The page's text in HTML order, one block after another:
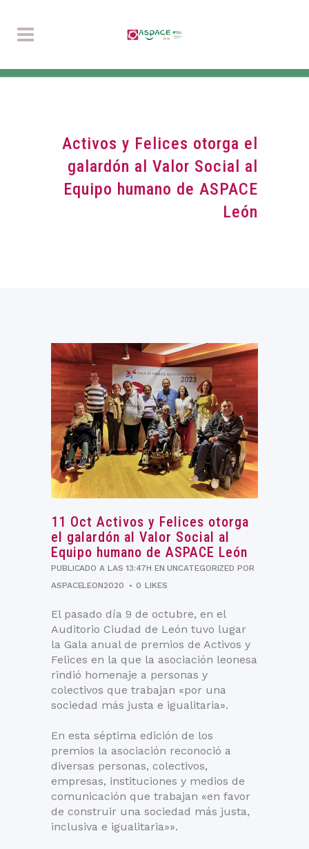
Activos y Felices otorga el
galardón al Valor Social al
Equipo humano de ASPACE
León
11 Oct Activos y Felices otorga
el galardón al Valor Social al
Equipo humano de ASPACE León
PUBLICADO A LAS 13:47H ENUNCATEGORIZED POR
ASPACELEON2020
0 LIKES
El pasado día 9 de octubre, en el
Auditorio Ciudad de León tuvo lugar
la Gala anual de premios de Activos y
Felices en la que la asociación leonesa
rindió homenaje a personas y
colectivos que trabajan «por una
sociedad más justa e igualitaria».
En esta séptima edición de los
premios la asociación reconoció a
diversas personas, colectivos,
empresas, instituciones y medios de
comunicación que trabajan «en favor
de construir una sociedad más justa,
inclusiva e igualitaria»».